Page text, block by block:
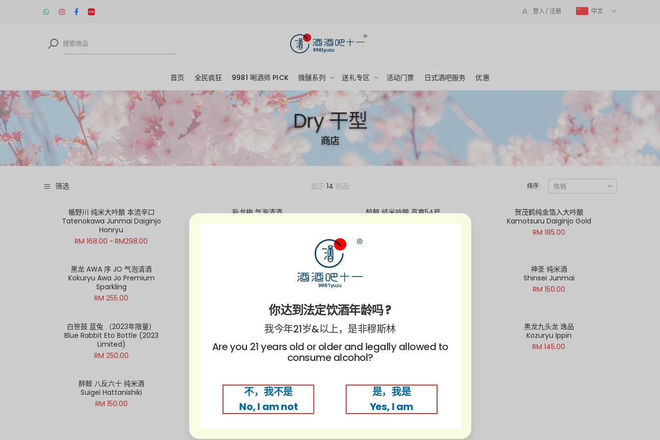
登入 / 注册 中文
首页 全民疯狂 9981 唎酒师 PICK 微醺系列 送礼专区 活动门票 日式酒吧服务 优惠
Dry 干型
商店
筛选 显示 14 商品 排序:
楯野川 纯米大吟酿 本流辛口
Tatenokawa Junmai Daiginjo
Honryu
RM 168.00 ~ RM298.00
卧龙梅 气泡清酒
醉鲸 纯米吟酿 高育54号
贺茂鹤纯金箔入大吟酿
Kamotsuru Daiginjo Gold
RM 185.00
黑龙 AWA 序 JO 气泡清酒
Kokuryu Awa Jo Premium
Sparkling
RM 255.00
Daishichi Kimoto Classic
Kokuryu Crystal Dragon Daiginjo
神圣 纯米酒
Shinsei Junmai
RM 150.00
白笹鼓 蓝兔 （2023年限量）
Blue Rabbit Eto Bottle (2023
Limited)
RM 250.00
帕蒂达库斯酒庄 白舒莫葡萄酒2020
Partida Creus BS (Blanc De
Sumoll) 2020
RM 225.00
義俠纯米酒
Gikyo Haruka Junmai
RM 138.00
黒龙九头龙 逸品
Kozuryu Ippin
RM 145.00
醉鲸 八反六十 纯米酒
Suigei Hattanishiki
RM 150.00
马上旺来礼盒
Ong Mari Gift Box
RM 288.00
你达到法定饮酒年龄吗 ?
我今年21岁&以上，是非穆斯林
Are you 21 years old or older and legally allowed to
consume alcohol?
不，我不是
No, I am not
是，我是
Yes, I am